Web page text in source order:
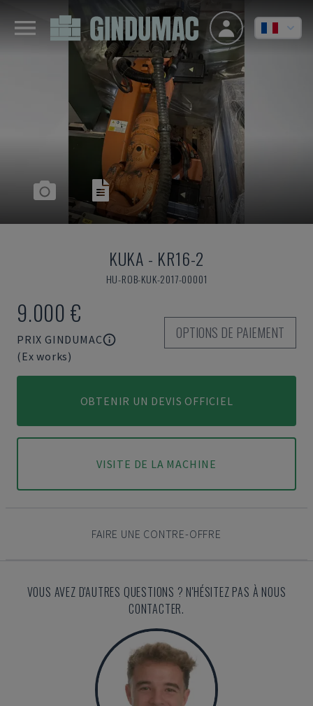
KUKA - KR16-2
HU-ROB-KUK-2017-00001
9.000 €
PRIX GINDUMAC
(Ex works)
OPTIONS DE PAIEMENT
OBTENIR UN DEVIS OFFICIEL
VISITE DE LA MACHINE
FAIRE UNE CONTRE-OFFRE
VOUS AVEZ D'AUTRES QUESTIONS ? N'HÉSITEZ PAS À NOUS
CONTACTER.